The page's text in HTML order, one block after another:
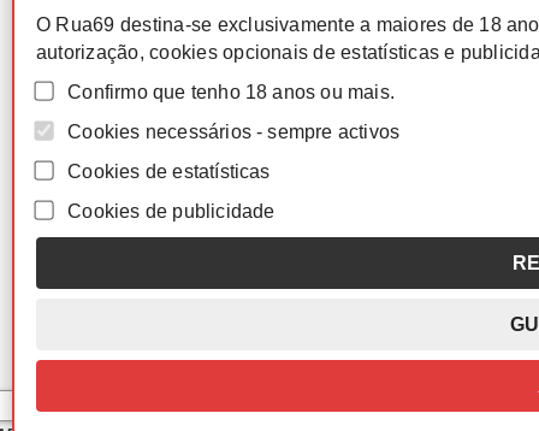
O Rua69 destina-se exclusivamente a maiores de 18
autorização, cookies opcionais de estatísticas e
Confirmo que tenho 18 anos ou mais.
Cookies necessários - sempre activos
Cookies de estatísticas
Cookies de publicidade